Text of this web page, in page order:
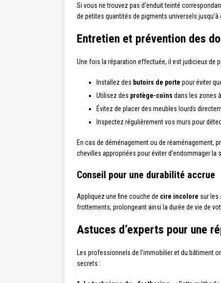
Si vous ne trouvez pas d’enduit teinté
de petites quantités de pigments universels
Entretien et prévention des
Une fois la réparation effectuée, il est judicieux de
Installez des butoirs de porte pour éviter
Utilisez des protège-coins dans les zones
Évitez de placer des meubles lourds
Inspectez régulièrement vos murs pour
En cas de déménagement ou de réaménagement,
chevilles appropriées pour éviter d’endommager la
Conseil pour une durabilité accrue
Appliquez une fine couche de cire incolore sur les
frottements, prolongeant ainsi la durée de vie de
Astuces d’experts pour une
Les professionnels de l’immobilier et du bâtiment
secrets :